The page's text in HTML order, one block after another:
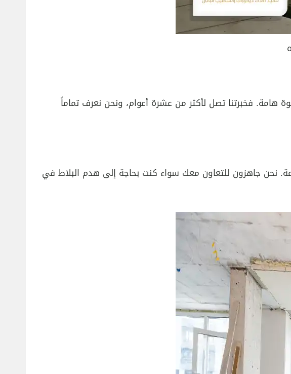
هامة. فخبرتنا تصل لأكثر من عشرة أعوام، ونحن نعرف تماماً
خدمات هدم وتكسير بأعلى معايير الكفاءة، ونوفر لك خدماتنا على مدار الـ 24 ساعة. نحن جاهزون للتعاون معك سواء كنت بحاجة إلى هدم البلاط في